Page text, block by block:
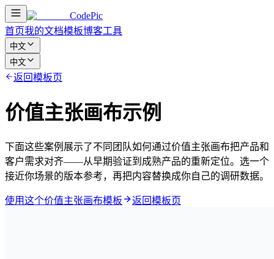
CodePic
首页我的文档模板博客工具
中文
中文
返回模板页
价值主张画布示例
下面这些案例展示了不同团队如何通过价值主张画布把产品和
客户需求对齐——从早期验证到成熟产品的重新定位。选一个
接近你场景的版本参考，再把内容替换成你自己的调研数据。
使用这个价值主张画布模板 返回模板页